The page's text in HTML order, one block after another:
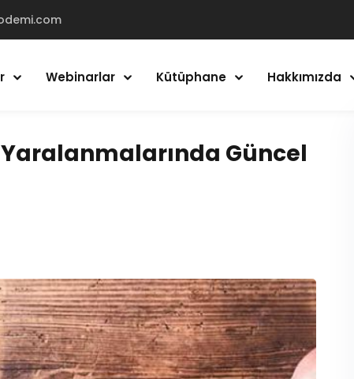
Webinarlar Kütüphane Hakkımızda
Güncel